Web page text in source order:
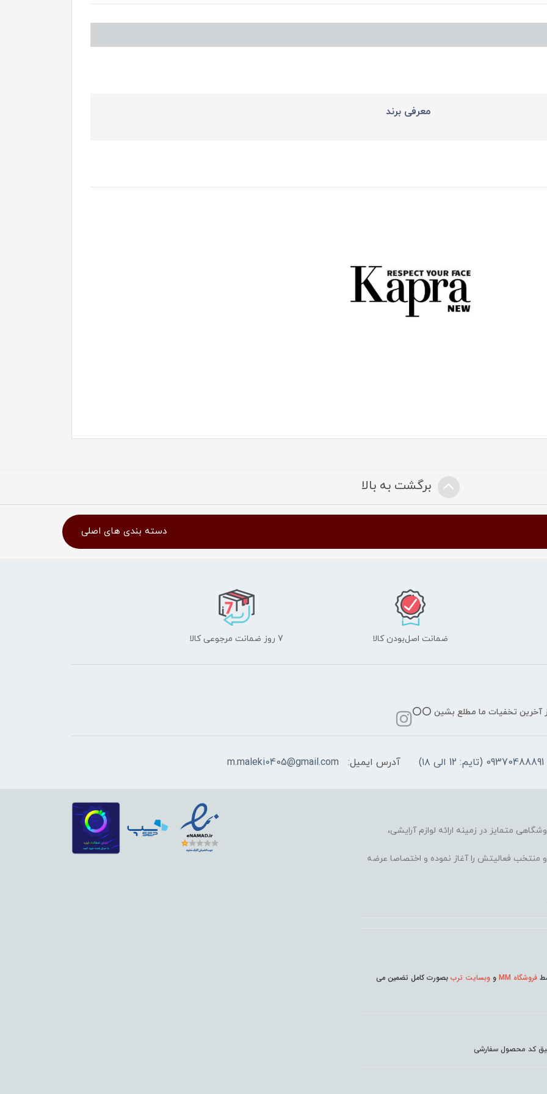
معرفی برند
برگشت به بالا
دسته بندی های اصلی
ضمانت اصل‌بودن کالا 7 روز ضمانت مرجوعی کالا
آخرین تخفیات ما مطلع بشین ⭕️⭕️
09370488891 (تایم: 12 الی ۱۸) آدرس ایمیل: m.maleki0405@gmail.com
متمایز در زمینه ارائه لوازم آرایشی،
محبوب و منتخب فعالیتش را آغاز نموده و اختصاصا عرضه
فروشگاه MM و وبسایت ترب بصورت کامل تضمین می
کد محصول سفارشی